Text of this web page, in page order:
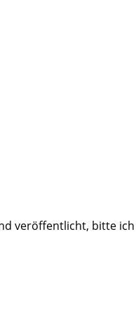
veröffentlicht, bitte